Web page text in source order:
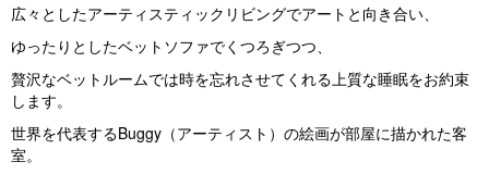
vi
o
u
s
広々としたアーティスティックリビングでアートと向き合い、
ゆったりとしたベットソファでくつろぎつつ、
贅沢なベットルームでは時を忘れさせてくれる上質な睡眠をお約束
します。
世界を代表するBuggy（アーティスト）の絵画が部屋に描かれた客
室。